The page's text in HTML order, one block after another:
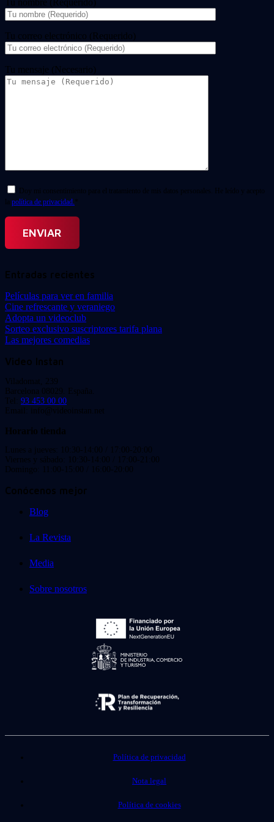
Tu nombre (Requerido)
Tu correo electrónico (Requerido)
Tu mensaje (Necesario)
Doy mi consentimiento para el tratamiento de mis datos personales. He leído y acepto
la política de privacidad. *
Entradas recientes
Películas para ver en familia
Cine refrescante y veraniego
Adopta un videoclub
Sorteo exclusivo suscriptores tarifa plana
Las mejores comedias
Video Instan
Viladomat, 239
Barcelona 08029. España.
Tel: 93 453 00 00
Email: info@videoinstan.net
Horario tienda
Lunes a jueves: 10:30-14:00 / 17:00-20:00
Viernes y sábado: 10:30-14:00 / 17:00-21:00
Domingo: 11:00-15:00 / 16:00-20:00
Conócenos mejor
Blog
La Revista
Media
Sobre nosotros
Política de privacidad
Nota legal
Política de cookies